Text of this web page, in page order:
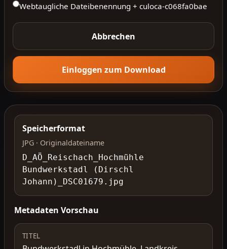
Webtaugliche Dateibenennung + culoca-c068fa0bae
Abbrechen
Einloggen zum Download
Speicherformat
JPG · Originaldateiname
D_AÖ_Reischach_Hochmühle
Bundwerkstadl (Dirschl
Johann)_DSC01679.jpg
Metadaten Vorschau
TITEL